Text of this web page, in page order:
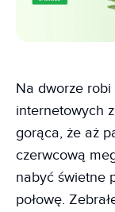
Na dworze
internetowych
gorąca, że aż
czerwcową
nabyć świetne
połowę.